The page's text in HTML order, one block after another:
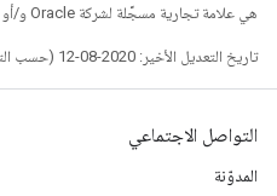
هي علامة تجارية مسجَّلة لشركة Oracle و/أو شركائها التابعين.
تاريخ التعديل الأخير: 2020-08-12 (حسب التوقيت العالمي المتفَّق عليه)
التواصل الاجتماعي
المدوّنة